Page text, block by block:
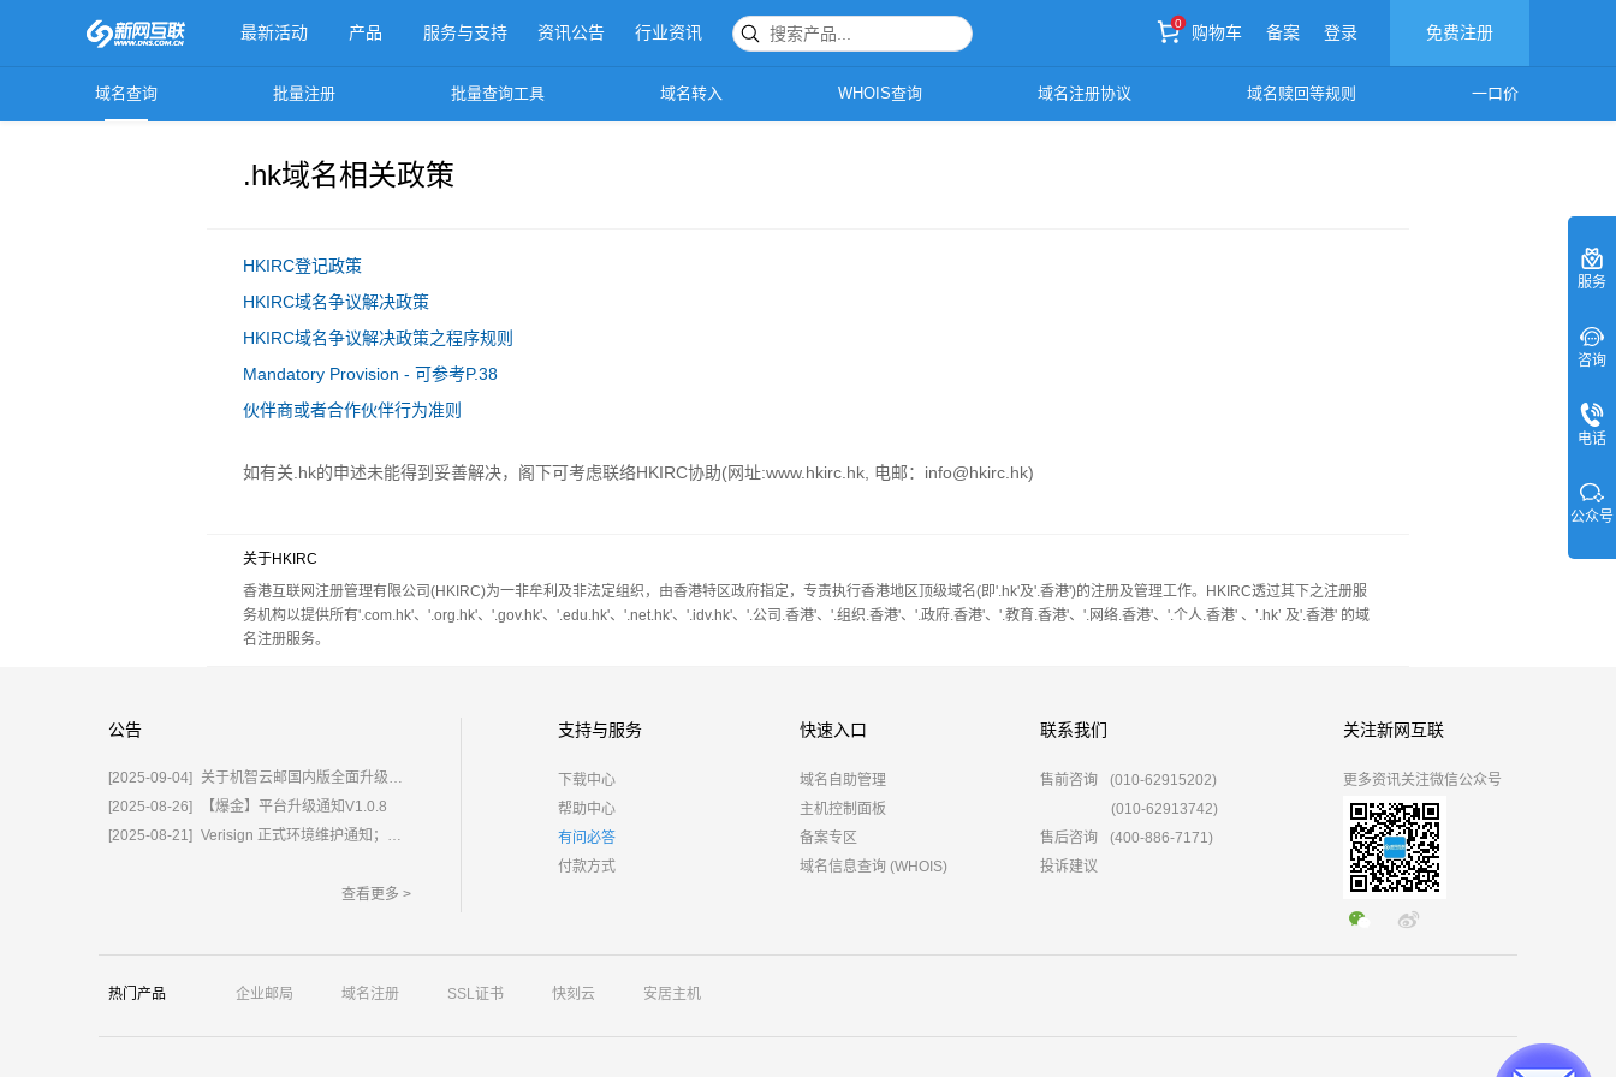
最新活动 产品 服务与支持 资讯公告 行业资讯
0
购物车 备案 登录 免费注册
服务
咨询
电话
公众号
更多产品 购物车
域名查询 批量注册 批量查询工具 域名转入 WHOIS查询 域名注册协议 域名赎回等规则 一口价
.hk域名相关政策
HKIRC登记政策
HKIRC域名争议解决政策
HKIRC域名争议解决政策之程序规则
Mandatory Provision - 可参考P.38
伙伴商或者合作伙伴行为准则
如有关.hk的申述未能得到妥善解决，阁下可考虑联络HKIRC协助(网址:www.hkirc.hk, 电邮：info@hkirc.hk)
关于HKIRC
香港互联网注册管理有限公司(HKIRC)为一非牟利及非法定组织，由香港特区政府指定，专责执行香港地区顶级域名(即'.hk'及'.香港')的注册及管理工作。HKIRC透过其下之注册服
务机构以提供所有'.com.hk'、'.org.hk'、'.gov.hk'、'.edu.hk'、'.net.hk'、'.idv.hk'、'.公司.香港'、'.组织.香港'、'.政府.香港'、'.教育.香港'、'.网络.香港'、'.个人.香港' 、’.hk’ 及'.香港' 的域
名注册服务。
公告
[2025-09-04]
关于机智云邮国内版全面升级为%E2%80%9C鲸炫邮%E2%80%9D的通知
[2025-08-26]
【爆金】平台升级通知V1.0.8
[2025-08-21] Verisign 正式环境维护通知；含域名.com/.net
查看更多 >
支持与服务
下载中心
帮助中心
有问必答
付款方式
快速入口
域名自助管理
主机控制面板
备案专区
域名信息查询 (WHOIS)
联系我们
售前咨询
(010-62915202)
(010-62913742)
售后咨询
(400-886-7171)
投诉建议
关注新网互联
更多资讯关注微信公众号
热门产品 企业邮局 域名注册 SSL证书 快刻云 安居主机